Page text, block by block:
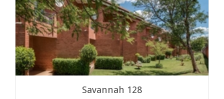
Savannah 128